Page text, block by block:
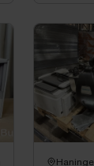
Haninge